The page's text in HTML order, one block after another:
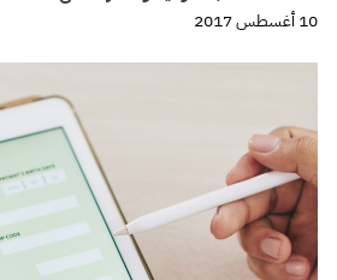
فواصلعن فواصل اتصل بنا